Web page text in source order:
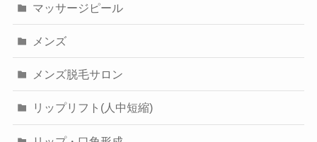
マッサージピール
メンズ
メンズ脱毛サロン
リップリフト(人中短縮)